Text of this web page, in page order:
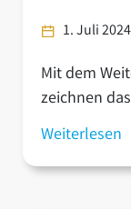
1. Juli
Mit dem
zeichnen
Weiterlesen